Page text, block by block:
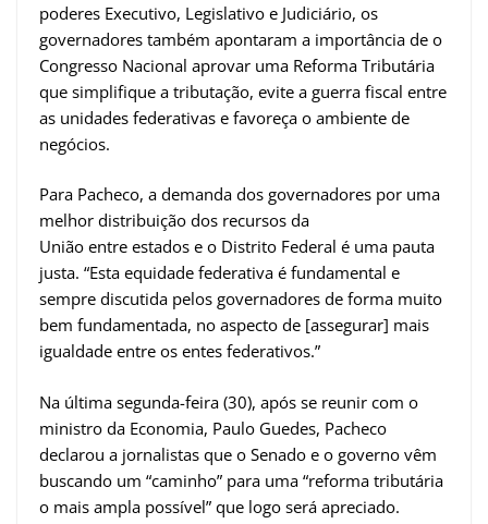
poderes Executivo, Legislativo e Judiciário, os
governadores também apontaram a importância de o
Congresso Nacional aprovar uma Reforma Tributária
que simplifique a tributação, evite a guerra fiscal entre
as unidades federativas e favoreça o ambiente de
negócios.
Para Pacheco, a demanda dos governadores por uma
melhor distribuição dos recursos da
União entre estados e o Distrito Federal é uma pauta
justa. “Esta equidade federativa é fundamental e
sempre discutida pelos governadores de forma muito
bem fundamentada, no aspecto de [assegurar] mais
igualdade entre os entes federativos.”
Na última segunda-feira (30), após se reunir com o
ministro da Economia, Paulo Guedes, Pacheco
declarou a jornalistas que o Senado e o governo vêm
buscando um “caminho” para uma “reforma tributária
o mais ampla possível” que logo será apreciado.